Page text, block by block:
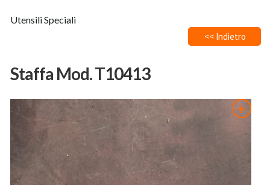
Utensili Speciali
<< Indietro
Staffa Mod. T10413